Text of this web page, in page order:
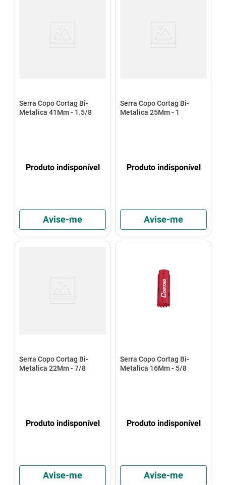
Serra Copo Cortag Bi-
Metalica 41Mm - 1.5/8
Produto indisponível
Avise-me
Serra Copo Cortag Bi-
Metalica 25Mm - 1
Produto indisponível
Avise-me
Serra Copo Cortag Bi-
Metalica 22Mm - 7/8
Produto indisponível
Avise-me
Serra Copo Cortag Bi-
Metalica 16Mm - 5/8
Produto indisponível
Avise-me